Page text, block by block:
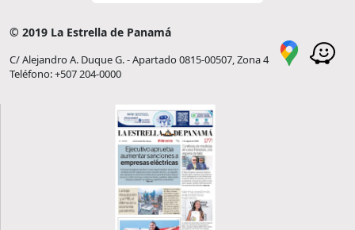
© 2019 La Estrella de Panamá
C/ Alejandro A. Duque G. - Apartado 0815-00507, Zona 4
Teléfono: +507 204-0000